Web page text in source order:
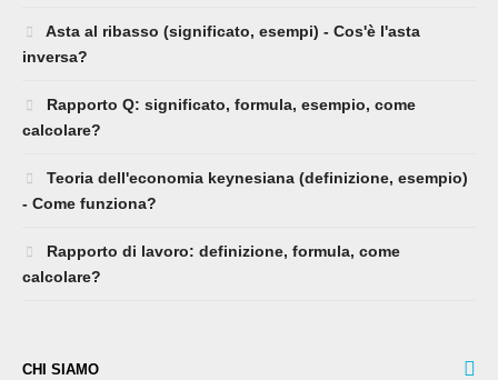
Asta al ribasso (significato, esempi) - Cos'è l'asta
inversa?
Rapporto Q: significato, formula, esempio, come
calcolare?
Teoria dell'economia keynesiana (definizione, esempio)
- Come funziona?
Rapporto di lavoro: definizione, formula, come
calcolare?
CHI SIAMO